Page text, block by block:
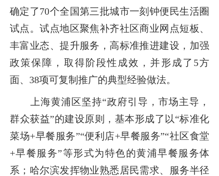
确定了70个全国第三批城市一刻钟便民生活圈
试点。试点地区聚焦补齐社区商业网点短板、
丰富业态、提升服务，高标准推进建设，加强
政策保障，取得阶段性成效，并形成了5方
面、38项可复制推广的典型经验做法。
上海黄浦区坚持“政府引导，市场主导，
群众获益”的建设原则，基本形成了以“标准化
菜场+早餐服务”“便利店+早餐服务”“社区食堂
+早餐服务”等形式为特色的黄浦早餐服务体
系；哈尔滨发挥物业熟悉居民需求、服务半径